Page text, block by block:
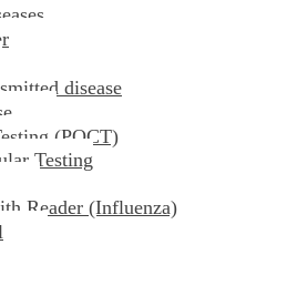
disease
(POCT)
Testing
Reader (Influenza)